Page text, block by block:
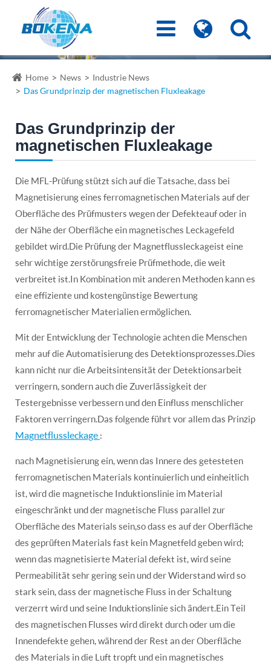
Home News
Industrie News
Das Grundprinzip der magnetischen Fluxleakage
Das Grundprinzip der
magnetischen Fluxleakage
Die MFL-Prüfung stützt sich auf die Tatsache, dass bei
Magnetisierung eines ferromagnetischen Materials auf der
Oberfläche des Prüfmusters wegen der Defekte auf oder in
der Nähe der Oberfläche ein magnetisches Leckagefeld
gebildet wird.Die Prüfung der Magnetflussleckage ist eine
sehr wichtige zerstörungsfreie Prüfmethode, die weit
verbreitet ist.In Kombination mit anderen Methoden kann es
eine effiziente und kostengünstige Bewertung
ferromagnetischer Materialien ermöglichen.
Mit der Entwicklung der Technologie achten die Menschen
mehr auf die Automatisierung des Detektionsprozesses.Dies
kann nicht nur die Arbeitsintensität der Detektionsarbeit
verringern, sondern auch die Zuverlässigkeit der
Testergebnisse verbessern und den Einfluss menschlicher
Faktoren verringern.Das folgende führt vor allem das Prinzip
Magnetflussleckage :
nach Magnetisierung ein, wenn das Innere des getesteten
ferromagnetischen Materials kontinuierlich und einheitlich
ist, wird die magnetische Induktionslinie im Material
eingeschränkt und der magnetische Fluss parallel zur
Oberfläche des Materials sein,so dass es auf der Oberfläche
des geprüften Materials fast kein Magnetfeld geben wird;
wenn das magnetisierte Material defekt ist, wird seine
Permeabilität sehr gering sein und der Widerstand wird so
stark sein, dass der magnetische Fluss in der Schaltung
verzerrt wird und seine Induktionslinie sich ändert.Ein Teil
des magnetischen Flusses wird direkt durch oder um die
Innendefekte gehen, während der Rest an der Oberfläche
des Materials in die Luft tropft und ein magnetisches